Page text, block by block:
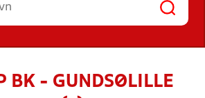
BK - GUNDSØLILLE